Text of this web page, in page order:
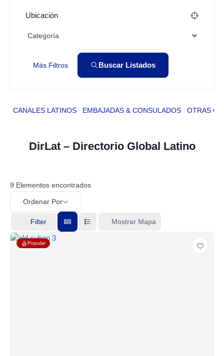
Ubicación
Más Filtros Buscar Listados
CANALES LATINOS EMBAJADAS & CONSULADOS OTRAS
DirLat – Directorio Global Latino
9 Elementos encontrados
Ordenar Por
Filter Mostrar Mapa
Popular